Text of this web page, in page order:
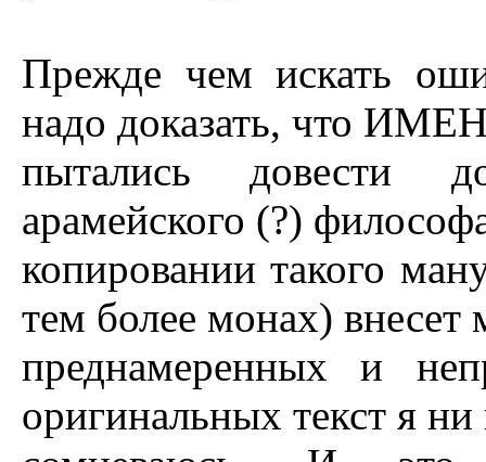
Прежде чем искать
надо доказать, что
пытались довести
арамейского (?)
копировании такого
тем более монах) внесет
преднамеренных и
оригинальных текст я